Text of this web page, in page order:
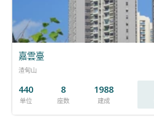
嘉雲臺
渣甸山
440
单位
8
座数
1988
建成